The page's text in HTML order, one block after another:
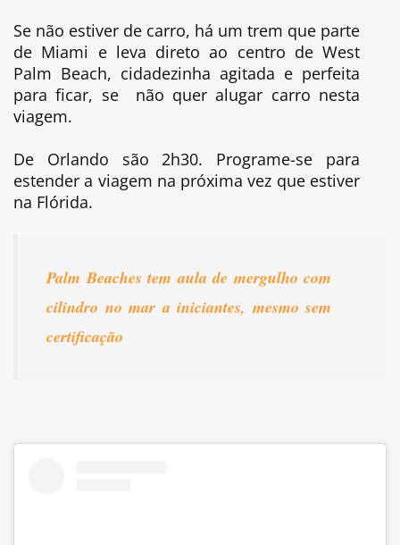
Se não estiver de carro, há um trem que parte
de Miami e leva direto ao centro de West
Palm Beach, cidadezinha agitada e perfeita
para ficar, se não quer alugar carro nesta
viagem.
De Orlando são 2h30. Programe-se para
estender a viagem na próxima vez que estiver
na Flórida.
Palm Beaches tem aula de mergulho com
cilindro no mar a iniciantes, mesmo sem
certificação